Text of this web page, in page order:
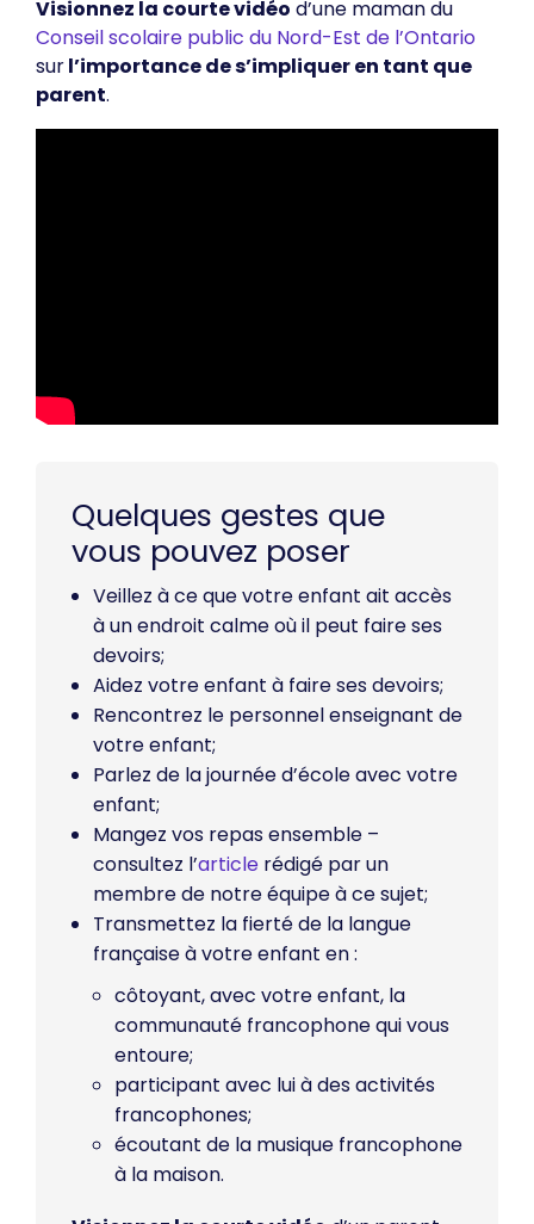
Visionnez la courte vidéo d’une maman du
Conseil scolaire public du Nord-Est de l’Ontario
surl’importance de s’impliquer en tant que
parent.
Quelques gestes que
vous pouvez poser
Veillez à ce que votre enfant ait accès
à un endroit calme où il peut faire ses
devoirs;
Aidez votre enfant à faire ses devoirs;
Rencontrez le personnel enseignant de
votre enfant;
Parlez de la journée d’école avec votre
enfant;
Mangez vos repas ensemble –
consultez l’article rédigé par un
membre de notre équipe à ce sujet;
Transmettez la fierté de la langue
française à votre enfant en :
côtoyant, avec votre enfant, la
communauté francophone qui vous
entoure;
participant avec lui à des activités
francophones;
écoutant de la musique francophone
à la maison.